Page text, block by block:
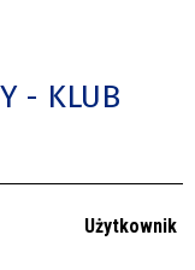
- KLUB
Użytkownik